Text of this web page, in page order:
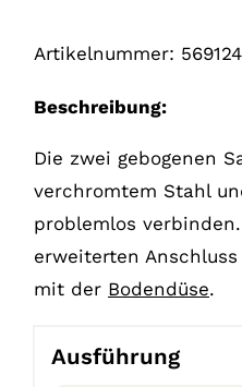
Artikelnummer: 569124
Beschreibung:
Die zwei gebogenen
verchromtem Stahl
problemlos
erweiterten
mit der Bodendüse.
Ausführung